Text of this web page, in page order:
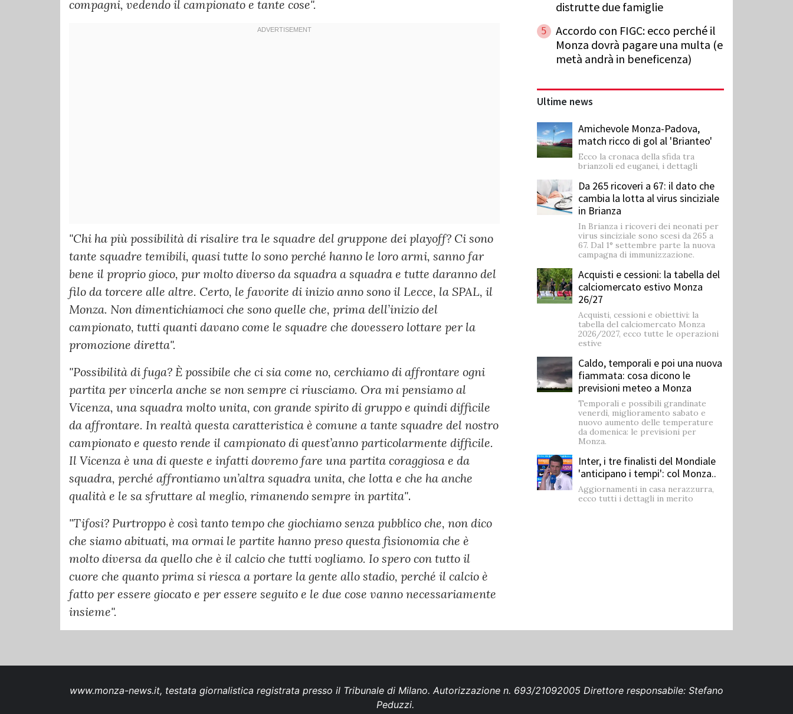
compagni, vedendo il campionato e tante cose".
"Chi ha più possibilità di risalire tra le squadre del gruppone dei playoff? Ci sono
tante squadre temibili, quasi tutte lo sono perché hanno le loro armi, sanno far
bene il proprio gioco, pur molto diverso da squadra a squadra e tutte daranno del
filo da torcere alle altre. Certo, le favorite di inizio anno sono il Lecce, la SPAL, il
Monza. Non dimentichiamoci che sono quelle che, prima dell’inizio del
campionato, tutti quanti davano come le squadre che dovessero lottare per la
promozione diretta".
"Possibilità di fuga? È possibile che ci sia come no, cerchiamo di affrontare ogni
partita per vincerla anche se non sempre ci riusciamo. Ora mi pensiamo al
Vicenza, una squadra molto unita, con grande spirito di gruppo e quindi difficile
da affrontare. In realtà questa caratteristica è comune a tante squadre del nostro
campionato e questo rende il campionato di quest’anno particolarmente difficile.
Il Vicenza è una di queste e infatti dovremo fare una partita coraggiosa e da
squadra, perché affrontiamo un’altra squadra unita, che lotta e che ha anche
qualità e le sa sfruttare al meglio, rimanendo sempre in partita".
"Tifosi? Purtroppo è così tanto tempo che giochiamo senza pubblico che, non dico
che siamo abituati, ma ormai le partite hanno preso questa fisionomia che è
molto diversa da quello che è il calcio che tutti vogliamo. Io spero con tutto il
cuore che quanto prima si riesca a portare la gente allo stadio, perché il calcio è
fatto per essere giocato e per essere seguito e le due cose vanno necessariamente
insieme".
distrutte due famiglie
5
Accordo con FIGC: ecco perché il
Monza dovrà pagare una multa (e
metà andrà in beneficenza)
Ultime news
Amichevole Monza-Padova,
match ricco di gol al 'Brianteo'
Ecco la cronaca della sfida tra
brianzoli ed euganei, i dettagli
Da 265 ricoveri a 67: il dato che
cambia la lotta al virus sinciziale
in Brianza
In Brianza i ricoveri dei neonati per
virus sinciziale sono scesi da 265 a
67. Dal 1° settembre parte la nuova
campagna di immunizzazione.
Acquisti e cessioni: la tabella del
calciomercato estivo Monza
26/27
Acquisti, cessioni e obiettivi: la
tabella del calciomercato Monza
2026/2027, ecco tutte le operazioni
estive
Caldo, temporali e poi una nuova
fiammata: cosa dicono le
previsioni meteo a Monza
Temporali e possibili grandinate
venerdì, miglioramento sabato e
nuovo aumento delle temperature
da domenica: le previsioni per
Monza.
Inter, i tre finalisti del Mondiale
'anticipano i tempi': col Monza..
Aggiornamenti in casa nerazzurra,
ecco tutti i dettagli in merito
www.monza-news.it, testata giornalistica registrata presso il Tribunale di Milano. Autorizzazione n. 693/21092005 Direttore responsabile: Stefano
Peduzzi.